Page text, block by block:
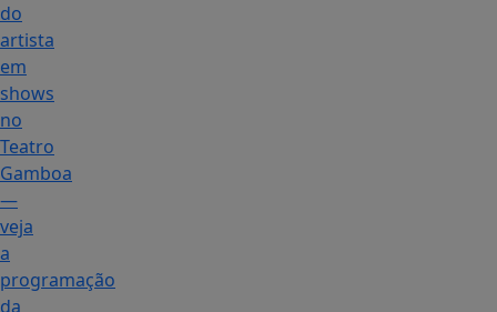
do
artista
em
shows
no
Teatro
Gamboa
—
veja
a
programação
da